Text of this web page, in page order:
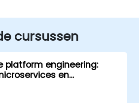
cursussen
platform engineering:
en